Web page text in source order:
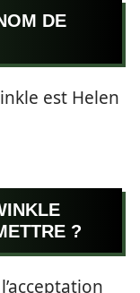
DE
est Helen
?